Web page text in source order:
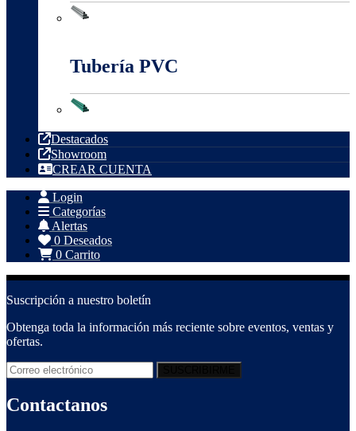
Tubería PVC
Destacados
Showroom
CREAR CUENTA
Login
Categorías
Alertas
0 Deseados
0 Carrito
Suscripción a nuestro boletín
Obtenga toda la información más reciente sobre eventos, ventas y
ofertas.
Contactanos